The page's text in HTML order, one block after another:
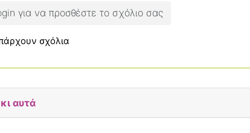
για να προσθέστε το σχόλιο σας
σχόλια
αυτά